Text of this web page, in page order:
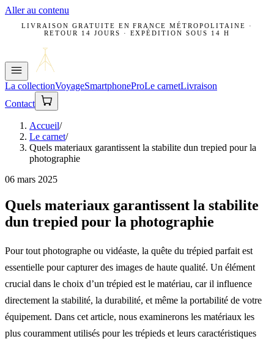
Aller au contenu
LIVRAISON GRATUITE EN FRANCE MÉTROPOLITAINE ·
RETOUR 14 JOURS · EXPÉDITION SOUS 14 H
La collectionVoyageSmartphoneProLe carnetLivraison
Contact
Accueil/
Le carnet/
Quels materiaux garantissent la stabilite dun trepied pour la
photographie
06 mars 2025
Quels materiaux garantissent la stabilite
dun trepied pour la photographie
Pour tout photographe ou vidéaste, la quête du trépied parfait est
essentielle pour capturer des images de haute qualité. Un élément
crucial dans le choix d’un trépied est le matériau, car il influence
directement la stabilité, la durabilité, et même la portabilité de votre
équipement. Dans cet article, nous examinerons les matériaux les
plus couramment utilisés pour les trépieds et leurs caractéristiques